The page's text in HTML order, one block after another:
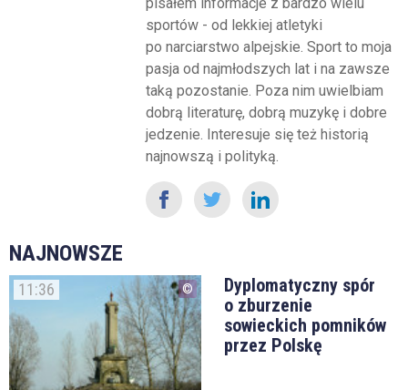
sportów - od lekkiej atletyki
po narciarstwo alpejskie. Sport to moja
pasja od najmłodszych lat i na zawsze
taką pozostanie. Poza nim uwielbiam
dobrą literaturę, dobrą muzykę i dobre
jedzenie. Interesuje się też historią
najnowszą i polityką.
NAJNOWSZE
11:36
Dyplomatyczny spór
o zburzenie
sowieckich pomników
przez Polskę